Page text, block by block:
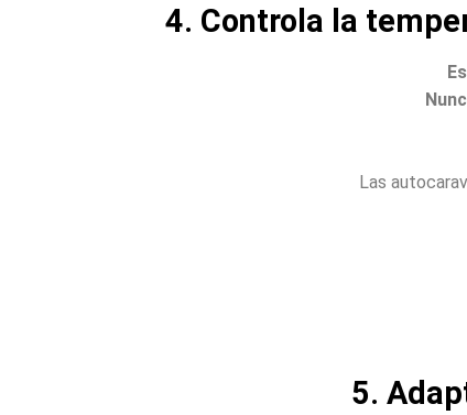
4. Controla la
Las
5.